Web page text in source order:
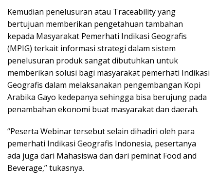
Kemudian penelusuran atau Traceability yang
bertujuan memberikan pengetahuan tambahan
kepada Masyarakat Pemerhati Indikasi Geografis
(MPIG) terkait informasi strategi dalam sistem
penelusuran produk sangat dibutuhkan untuk
memberikan solusi bagi masyarakat pemerhati Indikasi
Geografis dalam melaksanakan pengembangan Kopi
Arabika Gayo kedepanya sehingga bisa berujung pada
penambahan ekonomi buat masyarakat dan daerah.
“Peserta Webinar tersebut selain dihadiri oleh para
pemerhati Indikasi Geografis Indonesia, pesertanya
ada juga dari Mahasiswa dan dari peminat Food and
Beverage,” tukasnya.